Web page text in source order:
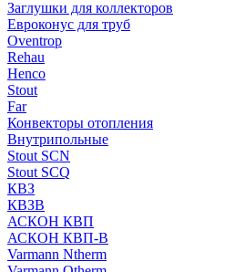
Заглушки для коллекторов
Евроконус для труб
Oventrop
Rehau
Henco
Stout
Far
Конвекторы отопления
Внутрипольные
Stout SCN
Stout SCQ
КВЗ
КВЗВ
АСКОН КВП
АСКОН КВП-В
Varmann Ntherm